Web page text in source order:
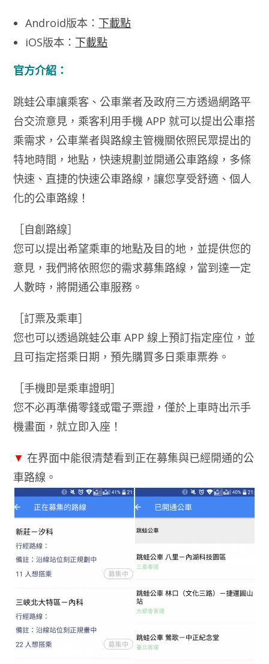
Android版本： 下載點
iOS版本： 下載點
官方介紹：
跳蛙公車讓乘客、公車業者及政府三方透過網路平
台交流意見，乘客利用手機 APP 就可以提出公車搭
乘需求，公車業者與路線主管機關依照民眾提出的
特地時間，地點，快速規劃並開通公車路線，多條
快速、直捷的快速公車路線，讓您享受舒適、個人
化的公車路線！
［自創路線］
您可以提出希望乘車的地點及目的地，並提供您的
意見，我們將依照您的需求募集路線，當到達一定
人數時，將開通公車服務。
［訂票及乘車］
您也可以透過跳蛙公車 APP 線上預訂指定座位，並
且可指定搭乘日期，預先購買多日乘車票券。
［手機即是乘車證明］
您不必再準備零錢或電子票證，僅於上車時出示手
機畫面，就立即入座！
▼ 在界面中能很清楚看到正在募集與已經開通的公
車路線。